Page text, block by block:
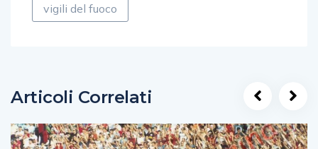
vigili del fuoco
Articoli Correlati